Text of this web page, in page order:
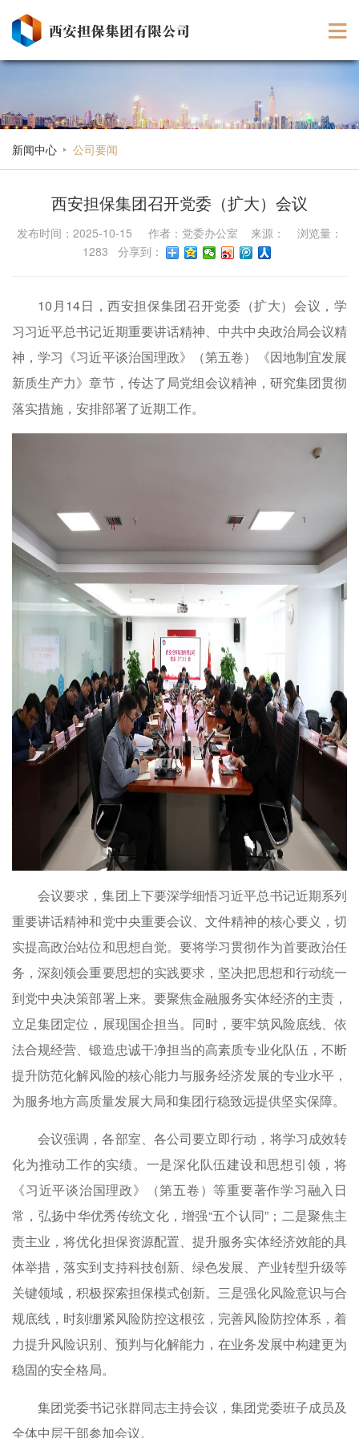
新闻中心 公司要闻
西安担保集团召开党委（扩大）会议
发布时间：2025-10-15 作者：党委办公室 来源： 浏览量：
1283 分享到：
10月14日，西安担保集团召开党委（扩大）会议，学
习习近平总书记近期重要讲话精神、中共中央政治局会议精
神，学习《习近平谈治国理政》（第五卷）《因地制宜发展
新质生产力》章节，传达了局党组会议精神，研究集团贯彻
落实措施，安排部署了近期工作。
会议要求，集团上下要深学细悟习近平总书记近期系列
重要讲话精神和党中央重要会议、文件精神的核心要义，切
实提高政治站位和思想自觉。要将学习贯彻作为首要政治任
务，深刻领会重要思想的实践要求，坚决把思想和行动统一
到党中央决策部署上来。要聚焦金融服务实体经济的主责，
立足集团定位，展现国企担当。同时，要牢筑风险底线、依
法合规经营、锻造忠诚干净担当的高素质专业化队伍，不断
提升防范化解风险的核心能力与服务经济发展的专业水平，
为服务地方高质量发展大局和集团行稳致远提供坚实保障。
会议强调，各部室、各公司要立即行动，将学习成效转
化为推动工作的实绩。一是深化队伍建设和思想引领，将
《习近平谈治国理政》（第五卷）等重要著作学习融入日
常，弘扬中华优秀传统文化，增强“五个认同”；二是聚焦主
责主业，将优化担保资源配置、提升服务实体经济效能的具
体举措，落实到支持科技创新、绿色发展、产业转型升级等
关键领域，积极探索担保模式创新。三是强化风险意识与合
规底线，时刻绷紧风险防控这根弦，完善风险防控体系，着
力提升风险识别、预判与化解能力，在业务发展中构建更为
稳固的安全格局。
集团党委书记张群同志主持会议，集团党委班子成员及
全体中层干部参加会议。